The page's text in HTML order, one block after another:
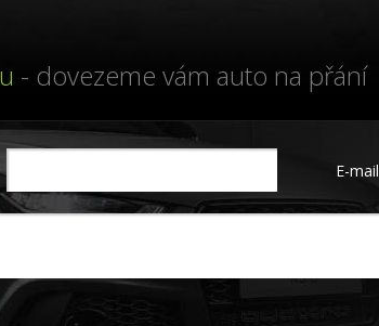
- dovezeme vám auto na přání
E-mail